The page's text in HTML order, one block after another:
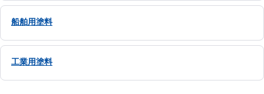
船舶用塗料
工業用塗料